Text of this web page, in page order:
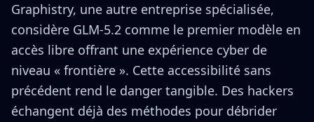
Graphistry, une autre entreprise spécialisée,
considère GLM-5.2 comme le premier modèle en
accès libre offrant une expérience cyber de
niveau « frontière ». Cette accessibilité sans
précédent rend le danger tangible. Des hackers
échangent déjà des méthodes pour débrider